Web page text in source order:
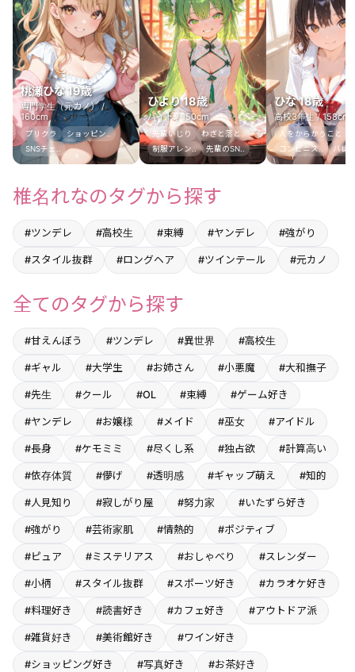
桃瀬ひな 19歳
専門学生（元カノ） /
160cm
プリクラ
ショッピン..
SNSチェ..
ひより 18歳
バイト / 150cm
先輩いじり
わざと落と..
制服アレン..
先輩のSN..
ひな 18歳
高校3年生 / 158cm
人をからかうこと
コンビニス..
バレ
椎名れなのタグから探す
#ツンデレ #高校生 #束縛 #ヤンデレ #強がり
#スタイル抜群 #ロングヘア #ツインテール #元カノ
全てのタグから探す
#甘えんぼう #ツンデレ #異世界 #高校生
#ギャル #大学生 #お姉さん #小悪魔 #大和撫子
#先生 #クール #OL #束縛 #ゲーム好き
#ヤンデレ #お嬢様 #メイド #巫女 #アイドル
#長身 #ケモミミ #尽くし系 #独占欲 #計算高い
#依存体質 #儚げ #透明感 #ギャップ萌え #知的
#人見知り #寂しがり屋 #努力家 #いたずら好き
#強がり #芸術家肌 #情熱的 #ポジティブ
#ピュア #ミステリアス #おしゃべり #スレンダー
#小柄 #スタイル抜群 #スポーツ好き #カラオケ好き
#料理好き #読書好き #カフェ好き #アウトドア派
#雑貨好き #美術館好き #ワイン好き
#ショッピング好き #写真好き #お茶好き